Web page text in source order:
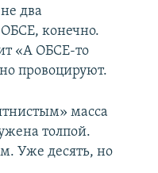
два
конечно.
«А ОБСЕ-то
провоцируют.
масса
толпой.
Уже десять, но